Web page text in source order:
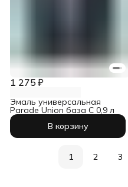
1 275 ₽
Эмаль универсальная
Parade Union база С 0,9 л
В корзину
1 2 3